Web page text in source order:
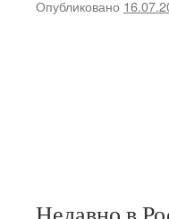
Опубликовано